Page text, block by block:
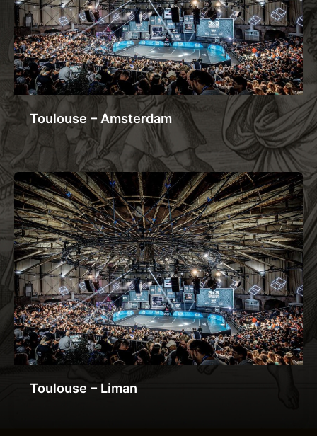
Toulouse – Amsterdam
Toulouse – Liman